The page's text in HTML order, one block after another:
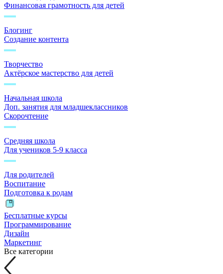
Финансовая грамотность для детей
Блогинг
Создание контента
Творчество
Актёрское мастерство для детей
Начальная школа
Доп. занятия для младшеклассников
Скорочтение
Средняя школа
Для учеников 5-9 класса
Для родителей
Воспитание
Подготовка к родам
Бесплатные курсы
Программирование
Дизайн
Маркетинг
Все категории